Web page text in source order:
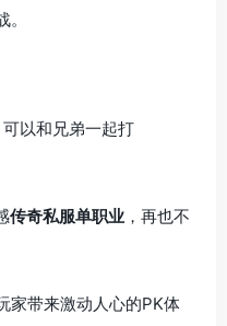
以和兄弟一起打
传奇私服单职业 ，再也不
家带来激动人心的PK体